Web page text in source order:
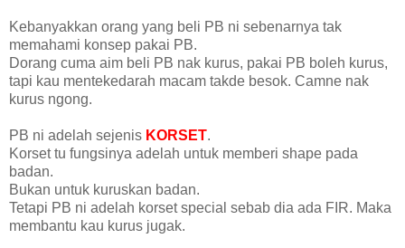
Kebanyakkan orang yang beli PB ni sebenarnya tak
memahami konsep pakai PB.
Dorang cuma aim beli PB nak kurus, pakai PB boleh kurus,
tapi kau mentekedarah macam takde besok. Camne nak
kurus ngong.
PB ni adelah sejenis KORSET.
Korset tu fungsinya adelah untuk memberi shape pada
badan.
Bukan untuk kuruskan badan.
Tetapi PB ni adelah korset special sebab dia ada FIR. Maka
membantu kau kurus jugak.